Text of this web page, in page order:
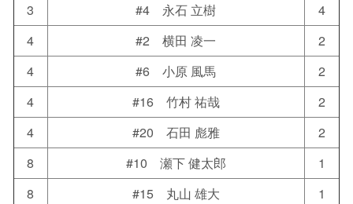
3
#4 永石 立樹
4
4
#2 横田 凌一
2
4
#6 小原 風馬
2
4
#16 竹村 祐哉
2
4
#20 石田 彪雅
2
8
#10 瀬下 健太郎
1
8
#15 丸山 雄大
1